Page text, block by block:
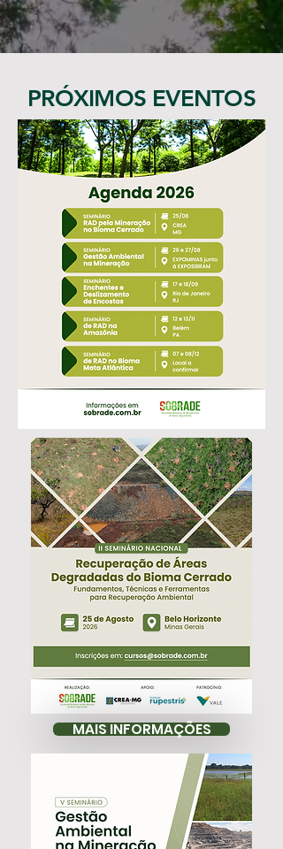
PRÓXIMOS EVENTOS
MAIS INFORMAÇÕES